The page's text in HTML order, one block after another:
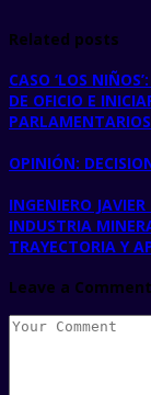
Related posts
CASO ‘LOS
DE OFICIO E
PARLAMENTARIOS
OPINIÓN:
INGENIERO
INDUSTRIA
TRAYECTORIA Y
Leave a Comment